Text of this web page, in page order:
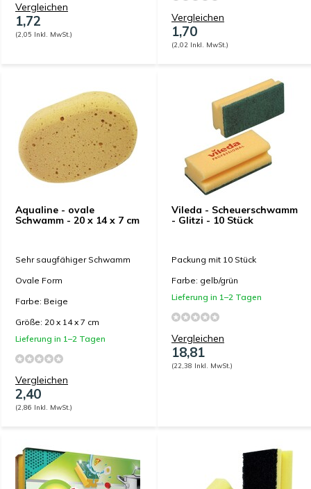
Vergleichen
1,72
(2,05 Inkl. MwSt.)
Vergleichen
1,70
(2,02 Inkl. MwSt.)
Aqualine - ovale
Schwamm - 20 x 14 x 7 cm
Sehr saugfähiger Schwamm
Ovale Form
Farbe: Beige
Größe: 20 x 14 x 7 cm
Lieferung in 1–2 Tagen
Vergleichen
2,40
(2,86 Inkl. MwSt.)
Vileda - Scheuerschwamm
- Glitzi - 10 Stück
Packung mit 10 Stück
Farbe: gelb/grün
Lieferung in 1–2 Tagen
Vergleichen
18,81
(22,38 Inkl. MwSt.)